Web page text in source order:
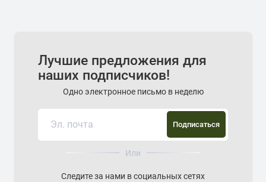
Лучшие предложения для
наших подписчиков!
Одно электронное письмо в неделю
Подписаться
Или
Следите за нами в социальных сетях